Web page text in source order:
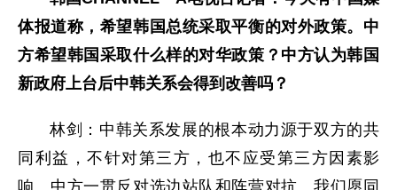
体报道称，希望韩国总统采取平衡的对外政策。中
方希望韩国采取什么样的对华政策？中方认为韩国
新政府上台后中韩关系会得到改善吗？
林剑：中韩关系发展的根本动力源于双方的共
同利益，不针对第三方，也不应受第三方因素影